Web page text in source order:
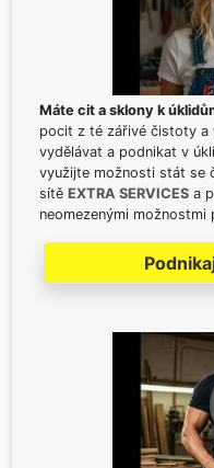
Máte cit a sklony k
pocit z té zářivé čistoty a
vydělávat a podnikat v
využijte možnosti stát se
sítě EXTRA SERVICES a
neomezenými možnostmi